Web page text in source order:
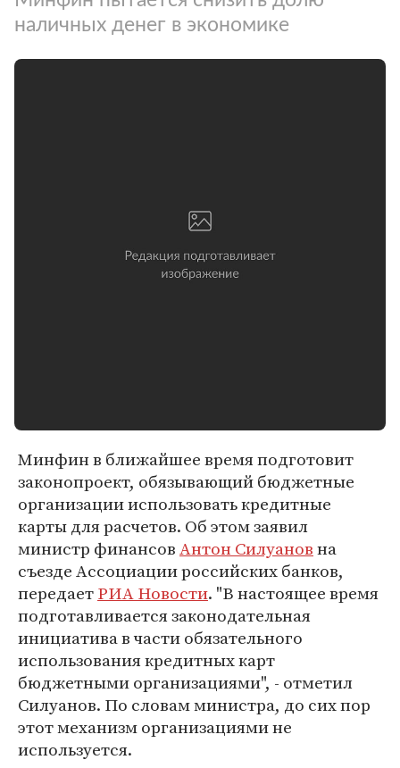
наличных денег в экономике
Минфин в ближайшее время подготовит
законопроект, обязывающий бюджетные
организации использовать кредитные
карты для расчетов. Об этом заявил
министр финансовАнтон Силуановна
съезде Ассоциации российских банков,
передаетРИА Новости. "В настоящее время
подготавливается законодательная
инициатива в части обязательного
использования кредитных карт
бюджетными организациями", - отметил
Силуанов. По словам министра, до сих пор
этот механизм организациями не
используется.